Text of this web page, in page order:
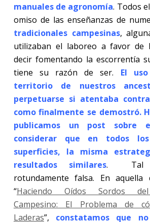
manuales de agronomía. Todos
omiso de las enseñanzas de
tradicionales campesinas,
utilizaban el laboreo a favor de
decir fomentando la escorrentía
tiene su razón de ser. El
territorio de nuestros
perpetuarse si atentaba
como finalmente se demostró.
publicamos un post sobre
considerar que en todos
superficies, la misma
resultados similares. Tal
rotundamente falsa. En aquella
“Haciendo Oídos Sordos del
Campesino: El Problema de
Laderas”, constatamos que